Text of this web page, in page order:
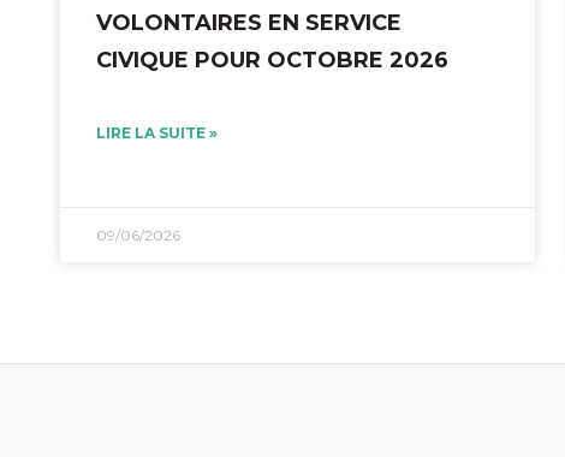
VOLONTAIRES EN SERVICE
CIVIQUE POUR OCTOBRE 2026
LIRE LA SUITE »
09/06/2026